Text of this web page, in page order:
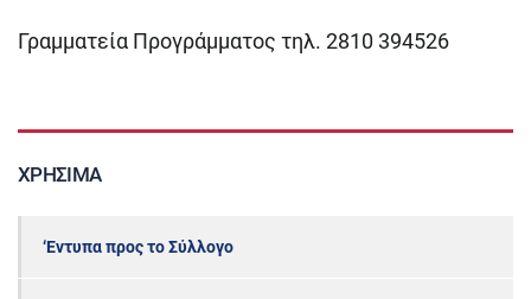
Γραμματεία Προγράμματος τηλ. 2810 394526
ΧΡΉΣΙΜΑ
‘Εντυπα προς το Σύλλογο